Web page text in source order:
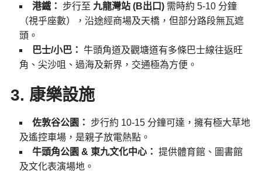
港鐵： 步行至 九龍灣站 (B出口)需時約 5-10 分鐘
（視乎座數），沿途經商場及天橋，但部分路段無瓦遮
頭。
巴士/小巴： 牛頭角道及觀塘道有多條巴士線往返旺
角、尖沙咀、過海及新界，交通極為方便。
3. 康樂設施
佐敦谷公園：
步行約 10-15 分鐘可達，擁有極大草地
及遙控車場，是親子放電熱點。
牛頭角公園 & 東九文化中心： 提供體育館、圖書館
及文化表演場地。